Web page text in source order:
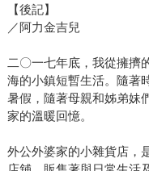
【後記】
／阿力金吉兒
二〇一七年底，我從擁擠
海的小鎮短暫生活。隨著
暑假，隨著母親和姊弟妹
家的溫暖回憶。
外公外婆家的小雜貨店，